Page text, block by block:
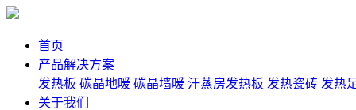
首页
产品解决方案
发热板 碳晶地暖 碳晶墙暖 汗蒸房发热板 发热瓷砖 发热
关于我们